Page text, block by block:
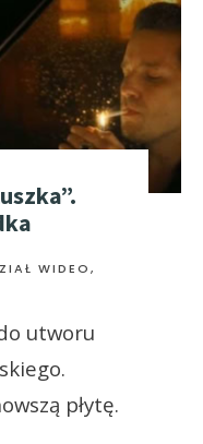
WIDEO,
utworu
płytę.